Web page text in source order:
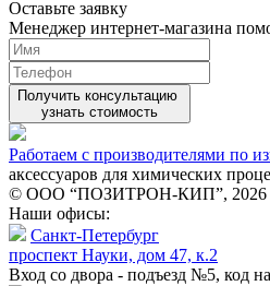
Оставьте заявку
Менеджер интернет-магазина
Получить консультацию
узнать стоимость
Работаем с производителями по
аксессуаров для химических
© ООО “ПОЗИТРОН-КИП”, 2026
Наши офисы:
Санкт-Петербург
проспект Науки, дом 47, к.2
Вход со двора - подъезд №5, код